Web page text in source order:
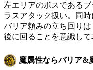
左エリアのボスである
ラスアタック扱い。同時
バリア頼みの立ち回り
後に回ることを意識して
魔属性ならバリア&